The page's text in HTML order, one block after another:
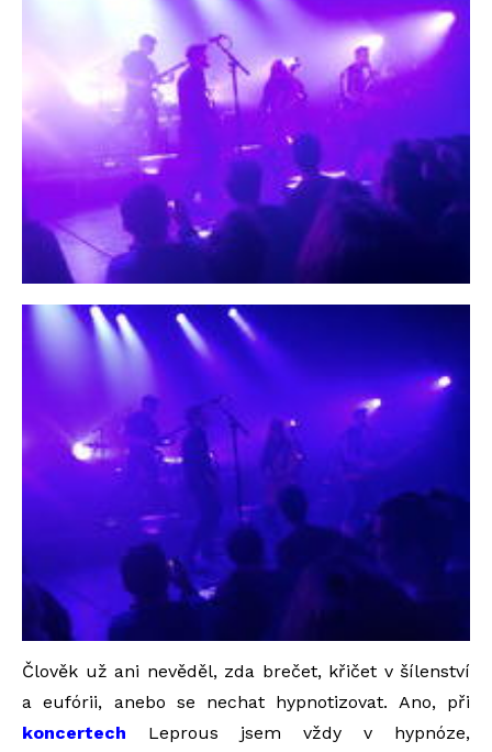
Člověk už ani nevěděl, zda brečet, křičet v šílenství
a eufórii, anebo se nechat hypnotizovat. Ano, při
koncertech Leprous jsem vždy v hypnóze,